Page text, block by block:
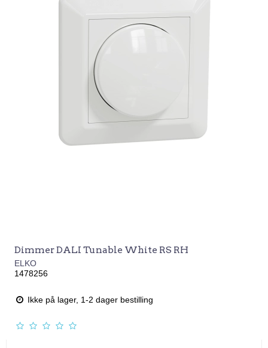
Dimmer DALI Tunable White RS RH
ELKO
1478256
Ikke på lager, 1-2 dager bestilling